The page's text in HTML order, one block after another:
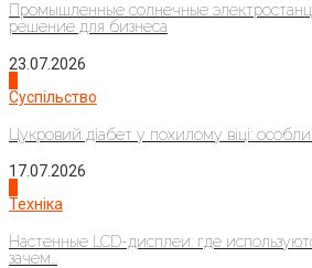
Промышленные солнечные
решение для бизнеса
23.07.2026
Суспільство
Цукровий діабет у похилому віці:
17.07.2026
Техніка
Настенные LCD-дисплеи: где
зачем...